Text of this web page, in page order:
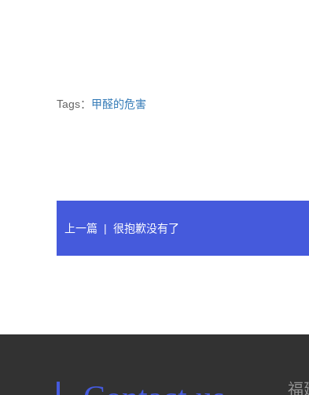
Tags： 甲醛的危害
上一篇 | 很抱歉没有了
福